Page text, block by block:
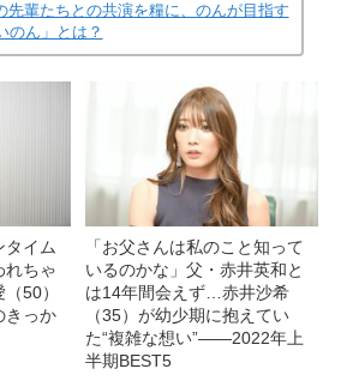
輩たちとの共演を糧に、のんが目指す
のん」とは？
タイム
れちゃ
50）
きっか
「お父さんは私のこと知って
いるのかな」父・赤井英和と
は14年間会えず…赤井沙希
（35）が幼少期に抱えてい
た“複雑な想い”――2022年上
半期BEST5